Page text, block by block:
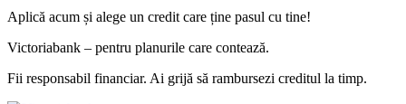
Aplică acum și alege un credit care ține pasul cu tine!
Victoriabank – pentru planurile care contează.
Fii responsabil financiar. Ai grijă să rambursezi creditul la timp.